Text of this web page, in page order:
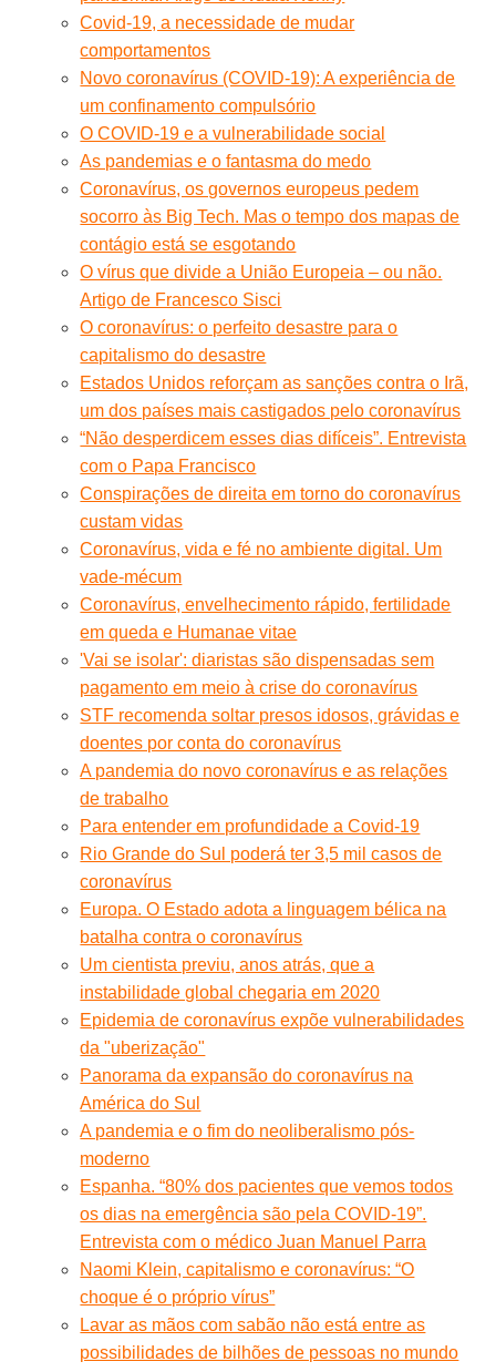
Covid-19, a necessidade de mudar
comportamentos
Novo coronavírus (COVID-19): A experiência de
um confinamento compulsório
O COVID-19 e a vulnerabilidade social
As pandemias e o fantasma do medo
Coronavírus, os governos europeus pedem
socorro às Big Tech. Mas o tempo dos mapas de
contágio está se esgotando
O vírus que divide a União Europeia – ou não.
Artigo de Francesco Sisci
O coronavírus: o perfeito desastre para o
capitalismo do desastre
Estados Unidos reforçam as sanções contra o Irã,
um dos países mais castigados pelo coronavírus
“Não desperdicem esses dias difíceis”. Entrevista
com o Papa Francisco
Conspirações de direita em torno do coronavírus
custam vidas
Coronavírus, vida e fé no ambiente digital. Um
vade-mécum
Coronavírus, envelhecimento rápido, fertilidade
em queda e Humanae vitae
'Vai se isolar': diaristas são dispensadas sem
pagamento em meio à crise do coronavírus
STF recomenda soltar presos idosos, grávidas e
doentes por conta do coronavírus
A pandemia do novo coronavírus e as relações
de trabalho
Para entender em profundidade a Covid-19
Rio Grande do Sul poderá ter 3,5 mil casos de
coronavírus
Europa. O Estado adota a linguagem bélica na
batalha contra o coronavírus
Um cientista previu, anos atrás, que a
instabilidade global chegaria em 2020
Epidemia de coronavírus expõe vulnerabilidades
da "uberização"
Panorama da expansão do coronavírus na
América do Sul
A pandemia e o fim do neoliberalismo pós-
moderno
Espanha. “80% dos pacientes que vemos todos
os dias na emergência são pela COVID-19”.
Entrevista com o médico Juan Manuel Parra
Naomi Klein, capitalismo e coronavírus: “O
choque é o próprio vírus”
Lavar as mãos com sabão não está entre as
possibilidades de bilhões de pessoas no mundo